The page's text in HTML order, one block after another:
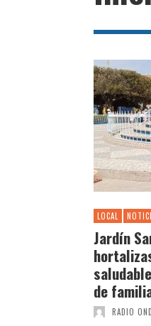
LOCAL
Jardín
de
RADIO